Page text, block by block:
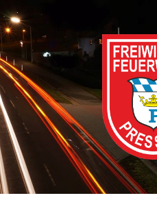
Zum
Inhalt
springen